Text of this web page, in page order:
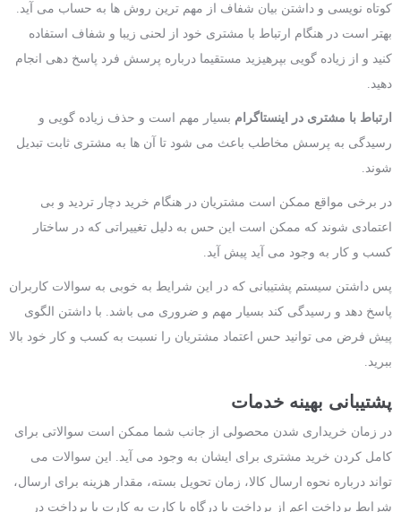
کوتاه نویسی و داشتن بیان شفاف از مهم ترین روش ها به حساب می آید.
بهتر است در هنگام ارتباط با مشتری خود از لحنی زیبا و شفاف استفاده
کنید و از زیاده گویی بپرهیزید مستقیما درباره پرسش فرد پاسخ دهی انجام
دهید.
ارتباط با مشتری در اینستاگرام بسیار مهم است و حذف زیاده گویی و
رسیدگی به پرسش مخاطب باعث می شود تا آن ها به مشتری ثابت تبدیل
شوند.
در برخی مواقع ممکن است مشتریان در هنگام خرید دچار تردید و بی
اعتمادی شوند که ممکن است این حس به دلیل تغییراتی که در ساختار
کسب و کار به وجود می آید پیش آید.
پس داشتن سیستم پشتیبانی که در این شرایط به خوبی به سوالات کاربران
پاسخ دهد و رسیدگی کند بسیار مهم و ضروری می باشد. با داشتن الگوی
پیش فرض می توانید حس اعتماد مشتریان را نسبت به کسب و کار خود بالا
ببرید.
پشتیبانی بهینه خدمات
در زمان خریداری شدن محصولی از جانب شما ممکن است سوالاتی برای
کامل کردن خرید مشتری برای ایشان به وجود می آید. این سوالات می
تواند درباره نحوه ارسال کالا، زمان تحویل بسته، مقدار هزینه برای ارسال،
شرایط پرداخت اعم از پرداخت با درگاه یا کارت به کارت یا پرداخت در